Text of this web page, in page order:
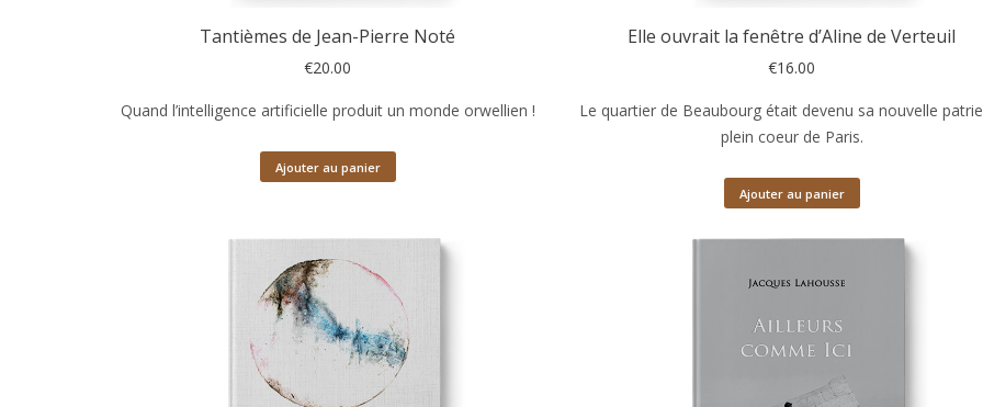
Tantièmes de Jean-Pierre Noté
€20.00
Quand l’intelligence artificielle produit un monde orwellien !
Ajouter au panier
Elle ouvrait la fenêtre d’Aline de Verteuil
€16.00
Le quartier de Beaubourg était devenu sa nouvelle
plein coeur de Paris.
Ajouter au panier